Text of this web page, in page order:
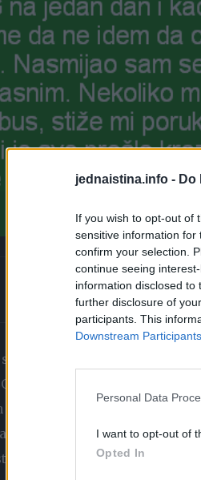
jednaistina.info - Do
If you wish to opt-out of
sensitive information
confirm your selection.
continue seeing
information disclosed
further disclosure of
participants. This
Downstream Participants
Personal Data
I want to opt-out of
Opted In
Vrijeme citanja: Manje od 1
studirali u Zagrebu inače
Zbog ispita sam došao u ZG
ima neki loš
samo što sam sjeo u bus,
i žurnim korakom se